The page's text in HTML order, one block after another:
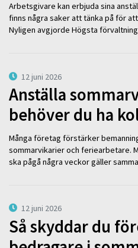
Arbetsgivare kan erbjuda sina
finns några saker att tänka på för
Nyligen avgjorde Högsta
12 juni 2026
Anställa
behöver du ha
Många företag förstärker
sommarvikarier och feriearbetare.
ska pågå några veckor gäller
12 juni 2026
Så skyddar du